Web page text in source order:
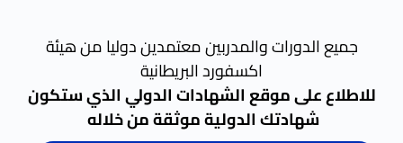
جميع الدورات والمدربين معتمدين دوليا من هيئة
اكسفورد البريطانية
للاطلاع على موقع الشهادات الدولي الذي ستكون
شهادتك الدولية موثقة من خلاله